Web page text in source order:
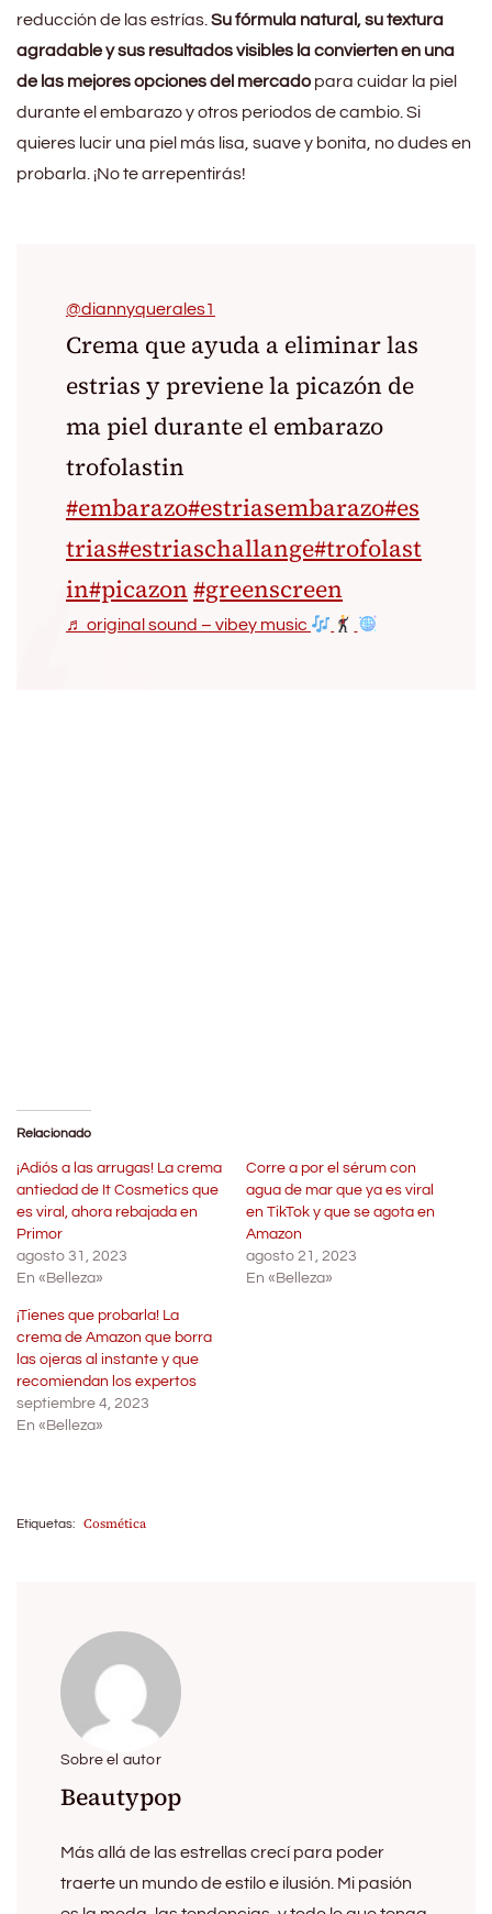
reducción de las estrías. Su fórmula natural, su textura
agradable y sus resultados visibles la convierten en una
de las mejores opciones del mercadopara cuidar la piel
durante el embarazo y otros periodos de cambio. Si
quieres lucir una piel más lisa, suave y bonita, no dudes en
probarla. ¡No te arrepentirás!
@diannyquerales1
Crema que ayuda a eliminar las
estrias y previene la picazón de
ma piel durante el embarazo
trofolastin
#embarazo#estriasembarazo#es
trias#estriaschallange#trofolast
in#picazon#greenscreen
♬ original sound – vibey music
Relacionado
¡Adiós a las arrugas! La crema
antiedad de It Cosmetics que
es viral, ahora rebajada en
Primor
agosto 31, 2023
En «Belleza»
Corre a por el sérum con
agua de mar que ya es viral
en TikTok y que se agota en
Amazon
agosto 21, 2023
En «Belleza»
¡Tienes que probarla! La
crema de Amazon que borra
las ojeras al instante y que
recomiendan los expertos
septiembre 4, 2023
En «Belleza»
Etiquetas: Cosmética
Sobre el autor
Beautypop
Más allá de las estrellas crecí para poder
traerte un mundo de estilo e ilusión. Mi pasión